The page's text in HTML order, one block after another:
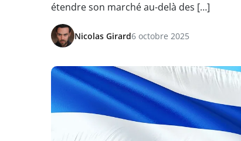
étendre son marché au-delà des […]
Nicolas Girard6 octobre 2025